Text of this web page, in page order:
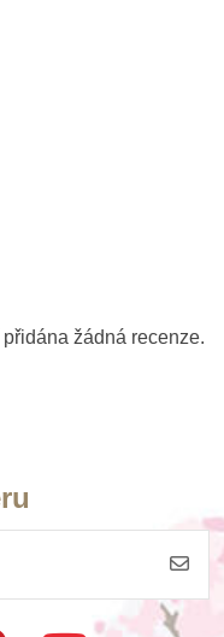
žádná recenze.